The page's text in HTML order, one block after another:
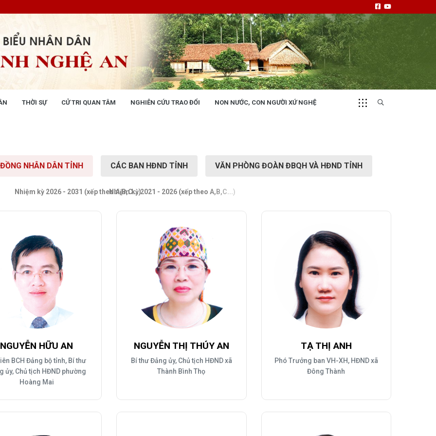
THỜI SỰ CỬ TRI QUAN TÂM NGHIÊN CỨU TRAO ĐỔI NON NƯỚC, CON NGƯỜI XỨ NGHỆ
họp HĐND tỉnh
của HĐND tỉnh
CON NGƯỜI XỨ NGHỆ
xứ Nghệ
con người xứ Nghệ
xứ Nghệ
Tây Nghệ An - tiềm năng và
phát triển
xứ Nghệ
NHÌN RA TỈNH BẠN, XÃ BẠN
Nhìn ra tỉnh bạn, xã bạn
VĂN HỌC - NGHỆ THUẬT
Giai điệu quê hương
Đến với bài thơ hay
BÁ THƯƠNG HIỆU
thương hiệu
LIÊN KẾT NGOÀI
Cổng thông tin điện tử Quốc hội
NHÂN DÂN TỈNH CÁC BAN HĐND TỈNH VĂN PHÒNG ĐOÀN ĐBQH VÀ HĐND TỈNH
Nhiệm kỳ 2026 - 2031 (xếp theo A,B,C...)Nhiệm kỳ 2021 - 2026 (xếp theo A,B,C...)
NGUYỄN HỮU AN
BCH Đảng bộ tỉnh, Bí thư
ủy, Chủ tịch HĐND phường
Hoàng Mai
NGUYỄN THỊ THÚY AN
Bí thư Đảng ủy, Chủ tịch HĐND xã
Thành Bình Thọ
TẠ THỊ ANH
Phó Trưởng ban VH-XH, HĐND xã
Đông Thành